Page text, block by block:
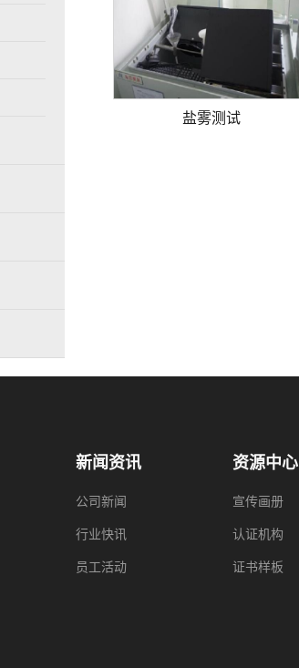
盐雾测试
新闻资讯
公司新闻
行业快讯
员工活动
资源中心
宣传画册
认证机构
证书样板